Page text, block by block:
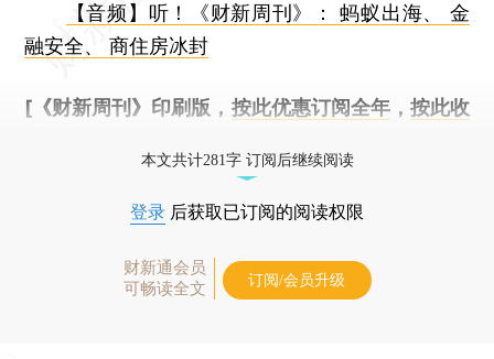
【音频】听！《财新周刊》： 蚂蚁出海、 金
融安全、 商住房冰封
[《财新周刊》印刷版， 按此优惠订阅全年， 按此收
本文共计281字 订阅后继续阅读
登录 后获取已订阅的阅读权限
财新通会员
可畅读全文
订阅/会员升级